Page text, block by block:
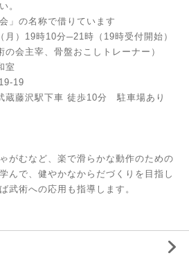
。
」の名称で借りています
）19時10分─21時（19時受付開始）
会主宰、骨盤おこしトレーナー）
室
19
蔵藤沢駅下車 徒歩10分 駐車場あり
がむなど、楽で滑らかな動作のための
んで、健やかなからだづくりを目指し
武術への応用も指導します。